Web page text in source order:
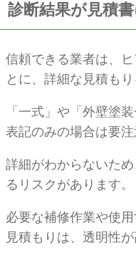
診断結果が見積
信頼できる業者は、
とに、詳細な見積も
「一式」や「外壁塗
表記のみの場合は要注
詳細がわからないた
るリスクがあります。
必要な補修作業や使
見積もりは、透明性